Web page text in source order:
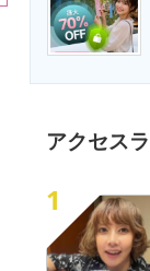
アクセス
1